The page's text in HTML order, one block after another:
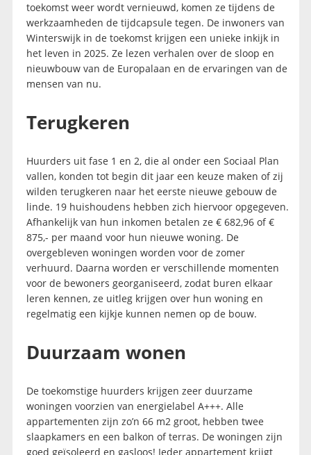
toekomst weer wordt vernieuwd, komen ze tijdens de
werkzaamheden de tijdcapsule tegen. De inwoners van
Winterswijk in de toekomst krijgen een unieke inkijk in
het leven in 2025. Ze lezen verhalen over de sloop en
nieuwbouw van de Europalaan en de ervaringen van de
mensen van nu.
Terugkeren
Huurders uit fase 1 en 2, die al onder een Sociaal Plan
vallen, konden tot begin dit jaar een keuze maken of zij
wilden terugkeren naar het eerste nieuwe gebouw de
linde. 19 huishoudens hebben zich hiervoor opgegeven.
Afhankelijk van hun inkomen betalen ze € 682,96 of €
875,- per maand voor hun nieuwe woning. De
overgebleven woningen worden voor de zomer
verhuurd. Daarna worden er verschillende momenten
voor de bewoners georganiseerd, zodat buren elkaar
leren kennen, ze uitleg krijgen over hun woning en
regelmatig een kijkje kunnen nemen op de bouw.
Duurzaam wonen
De toekomstige huurders krijgen zeer duurzame
woningen voorzien van energielabel A+++. Alle
appartementen zijn zo’n 66 m2 groot, hebben twee
slaapkamers en een balkon of terras. De woningen zijn
goed geïsoleerd en gasloos! Ieder appartement krijgt